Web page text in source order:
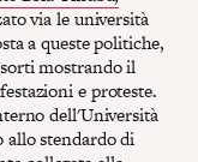
via le università
a queste politiche,
mostrando il
e proteste.
dell'Università
stendardo di